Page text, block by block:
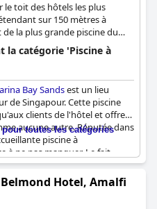
le toit des hôtels les plus
sur 150 mètres à
la plus grande piscine du
une vue imprenable sur la
offrira à tous les
idéale et des vues
la catégorie 'Piscine à
Bay Sandsest un lieu
de Singapour. Cette piscine
clients de l'hôtel et offre
aucune autre. Réputée dans
piscine à
à ne pas manquer. Le fait
ne fait qu'ajouter à
à ne pas manquer. Dans
duMarina Bay Sandsest
du commun.
toutes les catégories
Belmond Hotel, Amalfi